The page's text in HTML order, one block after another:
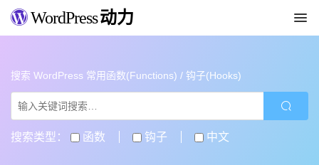
WordPress动力
搜索 WordPress 常用函数(Functions) / 钩子(Hooks)
搜索类型： 函数 钩子 中文